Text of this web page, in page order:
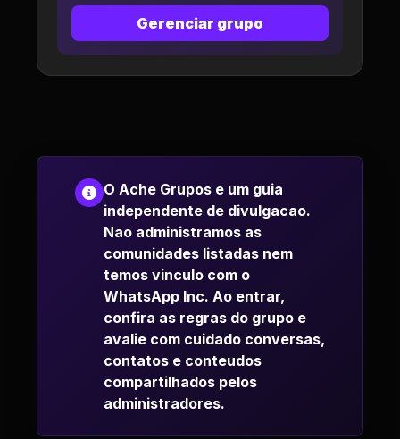
Gerenciar grupo
O Ache Grupos e um guia
independente de divulgacao.
Nao administramos as
comunidades listadas nem
temos vinculo com o
WhatsApp Inc. Ao entrar,
confira as regras do grupo e
avalie com cuidado conversas,
contatos e conteudos
compartilhados pelos
administradores.